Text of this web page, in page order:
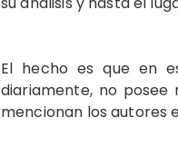
El hecho es que en
diariamente, no
mencionan los autores